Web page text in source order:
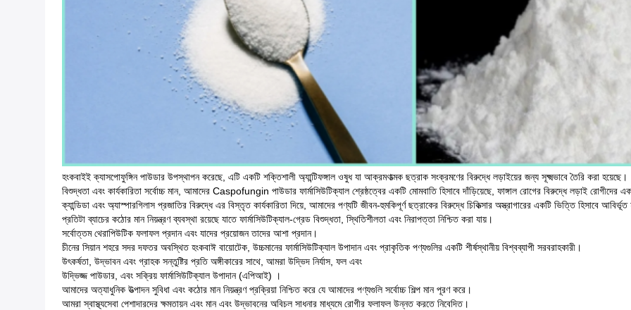
হংকবাইই ক্যাসপোফুঙ্গিন পাউডার উপস্থাপন করেছে, এটি একটি শক্তিশালী অ্যান্টিফঙ্গাল ওষুধ যা আক্রমণাত্মক ছত্রাক সংক্রমণের বিরুদ্ধে লড়াইয়ের জন্য সূক্ষ্মভাবে তৈরি করা হয়েছে।
বিশুদ্ধতা এবং কার্যকারিতা সর্বোচ্চ মান, আমাদের Caspofungin পাউডার ফার্মাসিউটিক্যাল শ্রেষ্ঠত্বের একটি মোমবাতি হিসাবে দাঁড়িয়েছে, ফাঙ্গাল রোগের বিরুদ্ধে লড়াই রোগীদের
ক্যান্ডিডা এবং অ্যাস্পারগিলাস প্রজাতির বিরুদ্ধে এর বিস্তৃত কার্যকারিতা দিয়ে, আমাদের পণ্যটি জীবন-হুমকিপূর্ণ ছত্রাকের বিরুদ্ধে চিকিত্সার অস্ত্রাগারের একটি ভিত্তি হিসাবে আবির্ভূত
প্রতিটা ব্যাচের কঠোর মান নিয়ন্ত্রণ ব্যবস্থা রয়েছে যাতে ফার্মাসিউটিক্যাল-গ্রেড বিশুদ্ধতা, স্থিতিশীলতা এবং নিরাপত্তা নিশ্চিত করা যায়।
সর্বোত্তম থেরাপিউটিক ফলাফল প্রদান এবং যাদের প্রয়োজন তাদের আশা প্রদান।
চীনের সিয়ান শহরে সদর দফতর অবস্থিত হংকবাঈ বায়োটেক, উচ্চমানের ফার্মাসিউটিক্যাল উপাদান এবং প্রাকৃতিক পণ্যগুলির একটি শীর্ষস্থানীয় বিশ্বব্যাপী সরবরাহকারী।
উৎকর্ষতা, উদ্ভাবন এবং গ্রাহক সন্তুষ্টির প্রতি অঙ্গীকারের সাথে, আমরা উদ্ভিদ নির্যাস, ফল এবং
উদ্ভিজ্জ পাউডার, এবং সক্রিয় ফার্মাসিউটিক্যাল উপাদান (এপিআই) ।
আমাদের অত্যাধুনিক উত্পাদন সুবিধা এবং কঠোর মান নিয়ন্ত্রণ প্রক্রিয়া নিশ্চিত করে যে আমাদের পণ্যগুলি সর্বোচ্চ শিল্প মান পূরণ করে।
আমরা স্বাস্থ্যসেবা পেশাদারদের ক্ষমতায়ন এবং মান এবং উদ্ভাবনের অবিচল সাধনার মাধ্যমে রোগীর ফলাফল উন্নত করতে নিবেদিত।